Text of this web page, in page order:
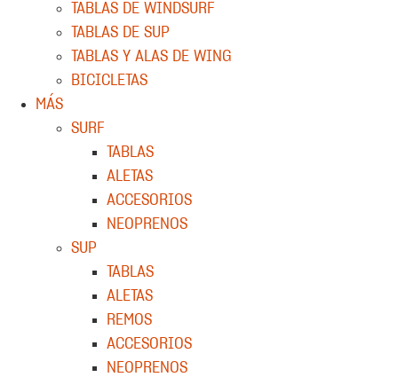
TABLAS DE WINDSURF
TABLAS DE SUP
TABLAS Y ALAS DE WING
BICICLETAS
MÁS
SURF
TABLAS
ALETAS
ACCESORIOS
NEOPRENOS
SUP
TABLAS
ALETAS
REMOS
ACCESORIOS
NEOPRENOS